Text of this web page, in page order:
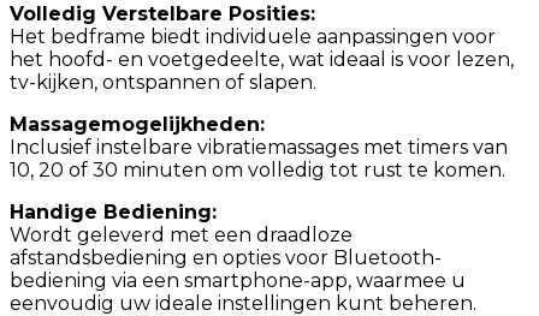
Volledig Verstelbare Posities:
Het bedframe biedt individuele aanpassingen voor
het hoofd- en voetgedeelte, wat ideaal is voor lezen,
tv-kijken, ontspannen of slapen.
Massagemogelijkheden:
Inclusief instelbare vibratiemassages met timers van
10, 20 of 30 minuten om volledig tot rust te komen.
Handige Bediening:
Wordt geleverd met een draadloze
afstandsbediening en opties voor Bluetooth-
bediening via een smartphone-app, waarmee u
eenvoudig uw ideale instellingen kunt beheren.